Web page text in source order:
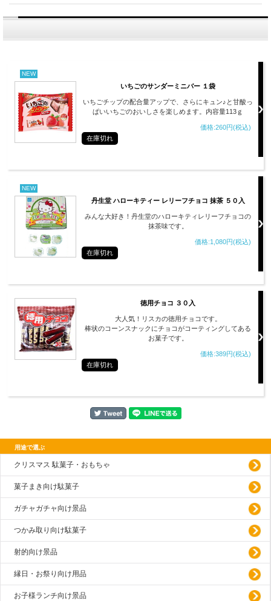
NEW
いちごのサンダーミニバー １袋
いちごチップの配合量アップで、さらにキュン♪と甘酸っ
ぱいいちごのおいしさを楽しめます。内容量113ｇ
価格:260円(税込)
在庫切れ
NEW
丹生堂 ハローキティー レリーフチョコ 抹茶 ５０入
みんな大好き！丹生堂のハローキティレリーフチョコの
抹茶味です。
価格:1,080円(税込)
在庫切れ
徳用チョコ ３０入
大人気！リスカの徳用チョコです。
棒状のコーンスナックにチョコがコーティングしてある
お菓子です。
価格:389円(税込)
在庫切れ
用途で選ぶ
クリスマス 駄菓子・おもちゃ
菓子まき向け駄菓子
ガチャガチャ向け景品
つかみ取り向け駄菓子
射的向け景品
縁日・お祭り向け用品
お子様ランチ向け景品